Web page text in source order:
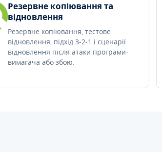
Резервне копіювання та
відновлення
Резервне копіювання, тестове
відновлення, підхід 3-2-1 і сценарії
відновлення після атаки програми-
вимагача або збою.